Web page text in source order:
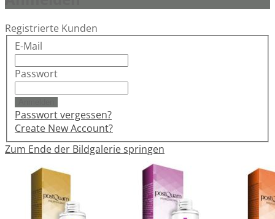
Registrierte Kunden
E-Mail
Passwort
Passwort vergessen?
Create New Account?
Zum Ende der Bildgalerie springen